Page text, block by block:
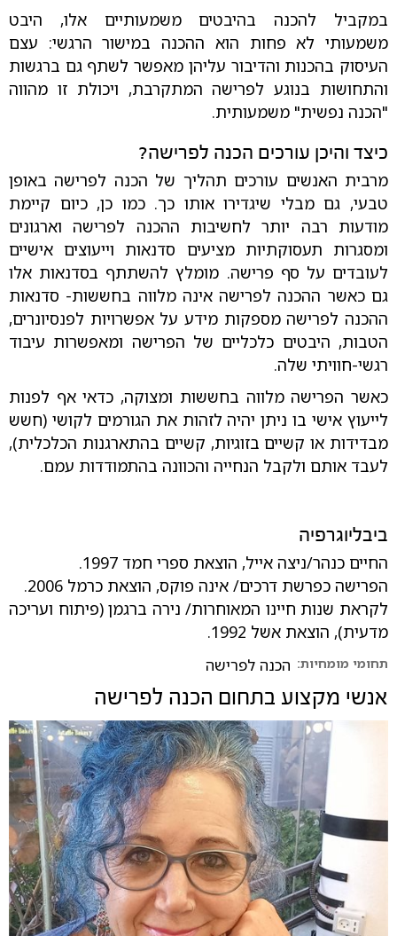
במקביל להכנה בהיבטים משמעותיים אלו, היבט
משמעותי לא פחות הוא ההכנה במישור הרגשי: עצם
העיסוק בהכנות והדיבור עליהן מאפשר לשתף גם ברגשות
והתחושות בנוגע לפרישה המתקרבת, ויכולת זו מהווה
"הכנה נפשית" משמעותית.
כיצד והיכן עורכים הכנה לפרישה?
מרבית האנשים עורכים תהליך של הכנה לפרישה באופן
טבעי, גם מבלי שיגדירו אותו כך. כמו כן, כיום קיימת
מודעות רבה יותר לחשיבות ההכנה לפרישה וארגונים
ומסגרות תעסוקתיות מציעים סדנאות וייעוצים אישיים
לעובדים על סף פרישה. מומלץ להשתתף בסדנאות אלו
גם כאשר ההכנה לפרישה אינה מלווה בחששות- סדנאות
ההכנה לפרישה מספקות מידע על אפשרויות לפנסיונרים,
הטבות, היבטים כלכליים של הפרישה ומאפשרות עיבוד
רגשי-חוויתי שלה.
כאשר הפרישה מלווה בחששות ומצוקה, כדאי אף לפנות
לייעוץ אישי בו ניתן יהיה לזהות את הגורמים לקושי (חשש
מבדידות או קשיים בזוגיות, קשיים בהתארגנות הכלכלית),
לעבד אותם ולקבל הנחייה והכוונה בהתמודדות עמם.
ביבליוגרפיה
החיים כנהר/ניצה אייל, הוצאת ספרי חמד 1997.
הפרישה כפרשת דרכים/ אינה פוקס, הוצאת כרמל 2006.
לקראת שנות חיינו המאוחרות/ נירה ברגמן (פיתוח ועריכה
מדעית), הוצאת אשל 1992.
תחומי מומחיות: הכנה לפרישה
אנשי מקצוע בתחום הכנה לפרישה